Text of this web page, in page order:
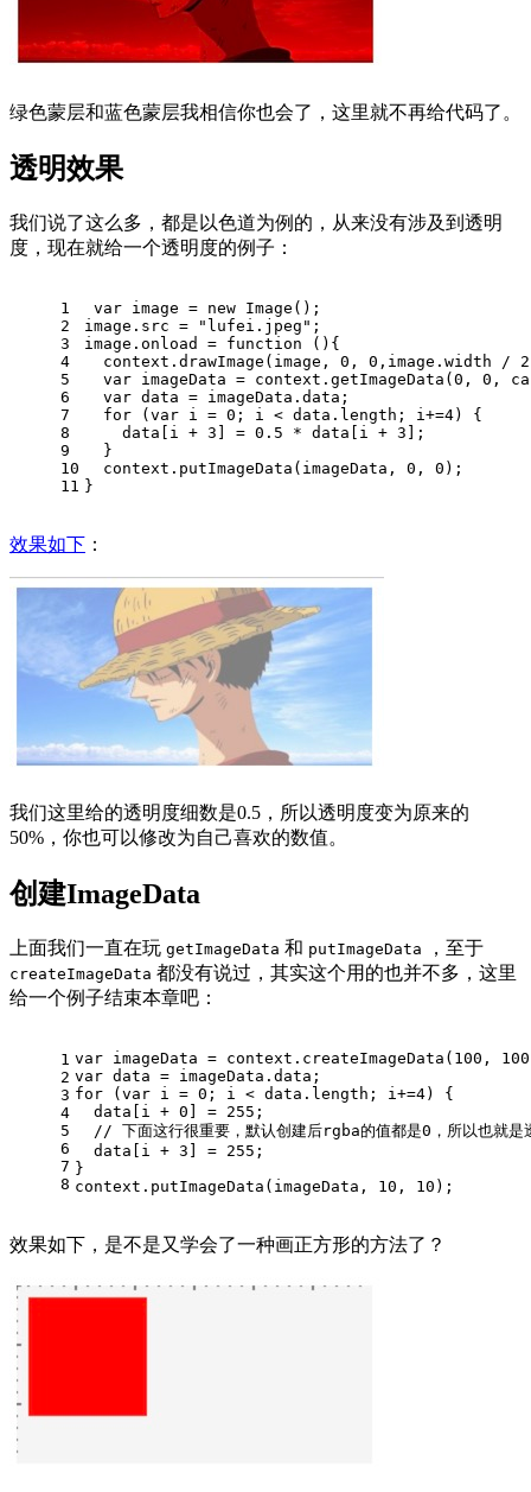
绿色蒙层和蓝色蒙层我相信你也会了，这里就不再给代码了。
透明效果
我们说了这么多，都是以色道为例的，从来没有涉及到透明
度，现在就给一个透明度的例子：
1
2
3
4
5
6
7
8
9
10
11
var image = new Image ();
image. src = "lufei.jpeg" ;
image. onload = function ( ){
  context.
drawImage (image, 0 , 0 ,image. width / 2
var imageData = context. getImageData (0 , 0 ,
var data = imageData. data ;
for (var i = 0 ; i < data. length ; i+=4) {
    data[i +
3 ] = 0.5 * data[i + 3 ];
  }
  context.
putImageData (imageData, 0 , 0 );
}
效果如下 ：
我们这里给的透明度细数是0.5，所以透明度变为原来的
50%，你也可以修改为自己喜欢的数值。
创建ImageData
上面我们一直在玩 getImageData 和 putImageData ，至于
createImageData 都没有说过，其实这个用的也并不多，这里
给一个例子结束本章吧：
1
2
3
4
5
6
7
8
var imageData = context. createImageData ( 100 , 100
var data = imageData. data ;
for (var i = 0 ; i < data. length ; i+=4) {
  data[i +
0 ] = 255 ;
// 下面这行很重要，默认创建后rgba的值都是0，所以也就是
  data[i +
3 ] = 255 ;
}
context. putImageData (imageData, 10 , 10 );
效果如下，是不是又学会了一种画正方形的方法了？